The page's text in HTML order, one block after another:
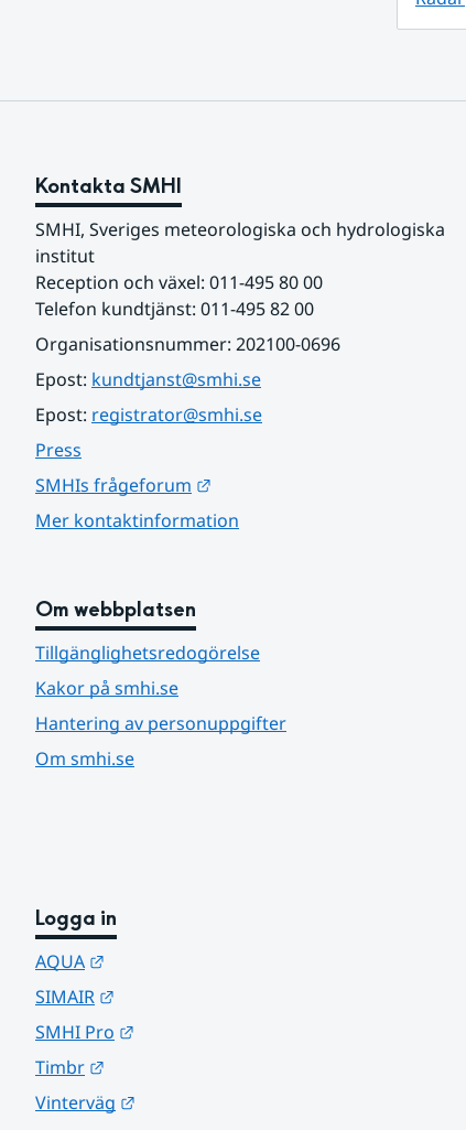
Kontakta SMHI
SMHI, Sveriges meteorologiska och hydrologiska
institut
Reception och växel: 011-495 80 00
Telefon kundtjänst: 011-495 82 00
Organisationsnummer: 202100-0696
Epost: kundtjanst@smhi.se
Epost: registrator@smhi.se
Press
SMHIs frågeforum
Mer kontaktinformation
Om webbplatsen
Tillgänglighetsredogörelse
Kakor på smhi.se
Hantering av personuppgifter
Om smhi.se
Logga in
AQUA
SIMAIR
SMHI Pro
Timbr
Vinterväg